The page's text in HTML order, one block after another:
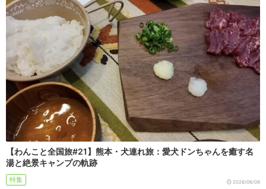
【わんこと全国旅#21】熊本・犬連れ旅：愛犬ドンちゃんを癒す名
湯と絶景キャンプの軌跡
特集 2026/08/08